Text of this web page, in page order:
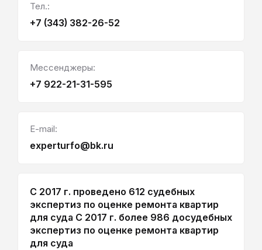
Тел.:
+7 (343) 382-26-52
Мессенджеры:
+7 922-21-31-595
E-mail:
experturfo@bk.ru
С 2017 г. проведено 612 судебных
экспертиз по оценке ремонта квартир
для суда С 2017 г. более 986 досудебных
экспертиз по оценке ремонта квартир
для суда